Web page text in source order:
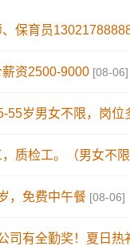
保育员
资2500-9000 [08-06]
55岁男女不限，岗位
质检工。（男女不限
，免费中午餐 [08-06]
司有全勤奖！夏日热